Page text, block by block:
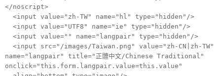
</noscript>
<input value="zh-TW" name="hl" type="hidden"/>
<input value="UTF8" name="ie" type="hidden"/>
<input value="" name="langpair" type="hidden"/>
<input src="/images/Taiwan.png" value="zh-CN|zh-TW"
name="langpair" title="正體中文/Chinese Traditional"
onclick="this.form.langpair.value=this.value"